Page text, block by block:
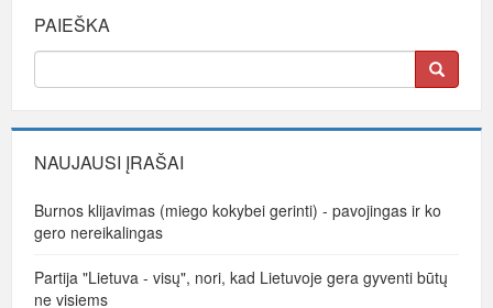
PAIEŠKA
NAUJAUSI ĮRAŠAI
Burnos klijavimas (miego kokybei gerinti) - pavojingas ir ko
gero nereikalingas
Partija "Lietuva - visų", nori, kad Lietuvoje gera gyventi būtų
ne visiems